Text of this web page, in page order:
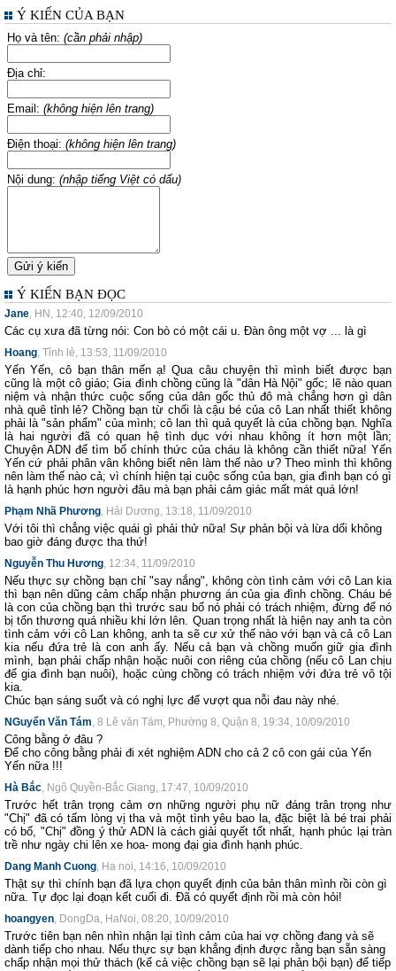
Ý KIẾN CỦA BẠN
Họ và tên: (cần phải nhập)
Địa chỉ:
Email: (không hiện lên trang)
Điện thoại: (không hiện lên trang)
Nội dung: (nhập tiếng Việt có dấu)
Ý KIẾN BẠN ĐỌC
Jane, HN, 12:40, 12/09/2010
Các cụ xưa đã từng nói: Con bò có một cái u. Đàn ông một vợ ... là gì
Hoang, Tỉnh lẻ, 13:53, 11/09/2010
Yến Yến, cô bạn thân mến ạ! Qua câu chuyện thì mình biết được bạn
cũng là một cô giáo; Gia đình chồng cũng là "dân Hà Nội" gốc; lẽ nào quan
niệm và nhận thức cuộc sống của dân gốc thủ đô mà chẳng hơn gì dân
nhà quê tỉnh lẻ? Chồng bạn từ chối là cậu bé của cô Lan nhất thiết không
phải là "sản phẩm" của mình; cô lan thì quả quyết là của chồng bạn. Nghĩa
là hai người đã có quan hệ tình dục với nhau không ít hơn một lần;
Chuyện ADN để tìm bố chính thức của cháu là không cần thiết nữa! Yến
Yến cứ phải phân vân không biết nên làm thế nào ư? Theo mình thì không
nên làm thế nào cả; vì chính hiện tại cuộc sống của bạn, gia đình bạn có gì
là hạnh phúc hơn người đâu mà bạn phải cảm giác mất mát quá lớn!
Phạm Nhã Phương, Hải Dương, 13:18, 11/09/2010
Với tôi thì chẳng việc quái gì phải thử nữa! Sự phản bội và lừa dối không
bao giờ đáng được tha thứ!
Nguyễn Thu Hương, 12:34, 11/09/2010
Nếu thực sự chồng bạn chỉ "say nắng", không còn tình cảm với cô Lan kia
thì bạn nên dũng cảm chấp nhận phương án của gia đình chồng. Cháu bé
là con của chồng bạn thì trước sau bố nó phải có trách nhiệm, đừng để nó
bị tổn thương quá nhiều khi lớn lên. Quan trọng nhất là hiện nay anh ta còn
tình cảm với cô Lan không, anh ta sẽ cư xử thế nào với bạn và cả cô Lan
kia nếu đứa trẻ là con anh ấy. Nếu cả bạn và chồng muốn giữ gia đình
mình, bạn phải chấp nhận hoặc nuôi con riêng của chồng (nếu cô Lan chịu
để gia đình bạn nuôi), hoặc cùng chồng có trách nhiệm với đứa trẻ vô tội
kia.
Chúc bạn sáng suốt và có nghị lực để vượt qua nỗi đau này nhé.
NGuyển Văn Tám, 8 Lê văn Tám, Phường 8, Quận 8, 19:34, 10/09/2010
Công bằng ở đâu ?
Để cho công bằng phải đi xét nghiệm ADN cho cả 2 cô con gái của Yến
Yến nữa !!!
Hà Bắc, Ngô Quyền-Bắc Giang, 17:47, 10/09/2010
Trước hết trân trọng cảm ơn những người phụ nữ đáng trân trọng như
"Chị" đã có tấm lòng vị tha và một tình yêu bao la, đặc biệt là bé trai phải
có bố, "Chị" đồng ý thử ADN là cách giải quyết tốt nhất, hạnh phúc lại tràn
trề như ngày chi lên xe hoa- mong đại gia đình hạnh phúc.
Dang Manh Cuong, Ha noi, 14:16, 10/09/2010
Thật sự thì chính bạn đã lựa chọn quyết định của bản thân mình rồi còn gì
nữa. Tự đọc lại đoạn kết cuối đi. Đã có quyết định rồi mà còn hỏi!
hoangyen, DongDa, HaNoi, 08:20, 10/09/2010
Trước tiên bạn nên nhìn nhận lại tình cảm của hai vợ chồng đang và sẽ
dành tiếp cho nhau. Nếu thực sự bạn khẳng định được rằng bạn sẵn sàng
chấp nhận mọi thử thách (kể cả việc chồng bạn sẽ lại phản bội bạn) để tiếp